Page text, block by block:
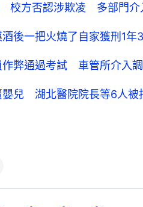
校方否認涉欺凌 多部門介
後一把火燒了自家獲刑1年
作弊通過考試 車管所介入
嬰兒 湖北醫院院長等6人被